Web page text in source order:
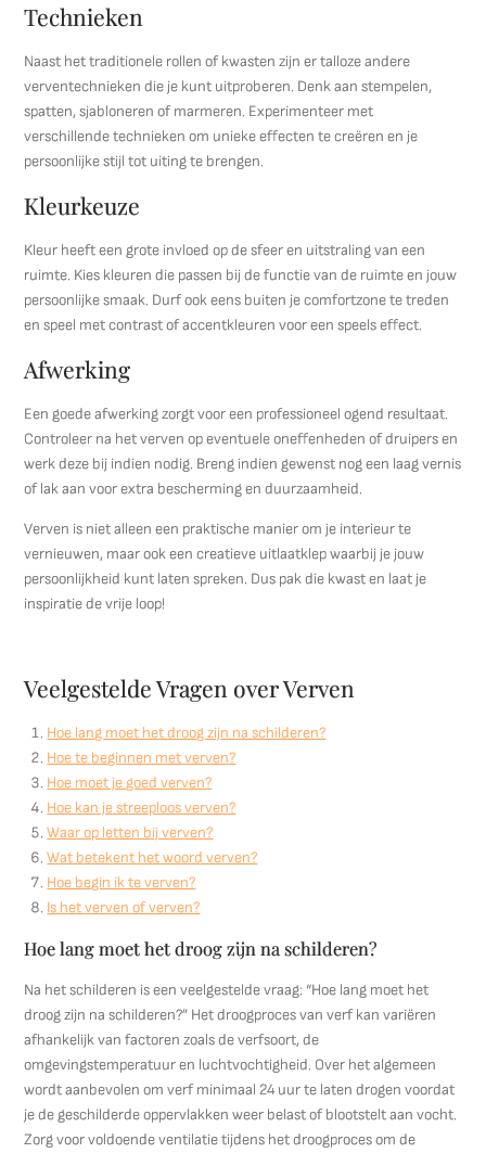
Technieken
Naast het traditionele rollen of kwasten zijn er talloze andere
verventechnieken die je kunt uitproberen. Denk aan stempelen,
spatten, sjabloneren of marmeren. Experimenteer met
verschillende technieken om unieke effecten te creëren en je
persoonlijke stijl tot uiting te brengen.
Kleurkeuze
Kleur heeft een grote invloed op de sfeer en uitstraling van een
ruimte. Kies kleuren die passen bij de functie van de ruimte en jouw
persoonlijke smaak. Durf ook eens buiten je comfortzone te treden
en speel met contrast of accentkleuren voor een speels effect.
Afwerking
Een goede afwerking zorgt voor een professioneel ogend resultaat.
Controleer na het verven op eventuele oneffenheden of druipers en
werk deze bij indien nodig. Breng indien gewenst nog een laag vernis
of lak aan voor extra bescherming en duurzaamheid.
Verven is niet alleen een praktische manier om je interieur te
vernieuwen, maar ook een creatieve uitlaatklep waarbij je jouw
persoonlijkheid kunt laten spreken. Dus pak die kwast en laat je
inspiratie de vrije loop!
Veelgestelde Vragen over Verven
Hoe lang moet het droog zijn na schilderen?
Hoe te beginnen met verven?
Hoe moet je goed verven?
Hoe kan je streeploos verven?
Waar op letten bij verven?
Wat betekent het woord verven?
Hoe begin ik te verven?
Is het verven of verven?
Hoe lang moet het droog zijn na schilderen?
Na het schilderen is een veelgestelde vraag: “Hoe lang moet het
droog zijn na schilderen?” Het droogproces van verf kan variëren
afhankelijk van factoren zoals de verfsoort, de
omgevingstemperatuur en luchtvochtigheid. Over het algemeen
wordt aanbevolen om verf minimaal 24 uur te laten drogen voordat
je de geschilderde oppervlakken weer belast of blootstelt aan vocht.
Zorg voor voldoende ventilatie tijdens het droogproces om de